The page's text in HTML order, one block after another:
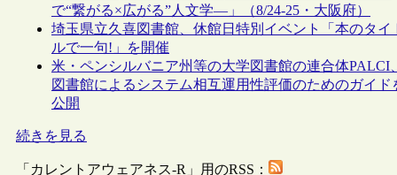
で“繋がる×広がる”人文学―」（8/24-25・大阪府）
埼玉県立久喜図書館、休館日特別イベント「本のタイ
ルで一句!」を開催
米・ペンシルバニア州等の大学図書館の連合体PALCI、
図書館によるシステム相互運用性評価のためのガイド
公開
続きを見る
「カレントアウェアネス-R」用のRSS：